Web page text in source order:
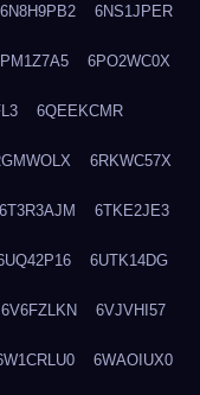
6N8H9PB2 6NS1JPER
6PO2WC0X
6QEEKCMR
6RKWC57X
6T3R3AJM 6TKE2JE3
6UTK14DG
6V6FZLKN 6VJVHI57
6WAOIUX0